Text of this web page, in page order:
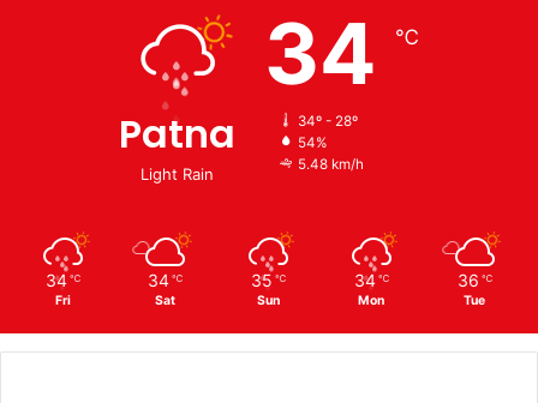
Patna
Light Rain
34 ℃
34º - 28º
54%
5.48 km/h
34 ℃
Fri
34 ℃
Sat
35 ℃
Sun
34 ℃
Mon
36 ℃
Tue